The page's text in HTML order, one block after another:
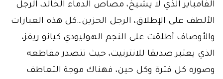
الفامباير الذي لا يشيخ، مصاص الدماء الخالد، الرجل
الألطف على الإطلاق، الرجل الحزين…كل هذه العبارات
والأوصاف أطلقت على النجم الهوليودي كيانو ريفز،
الذي يعتبر صديقا للانترنيت، حيث تتصدر مقاطعه
وصوره كل فترة وكل حين، فهناك موجة التعاطف